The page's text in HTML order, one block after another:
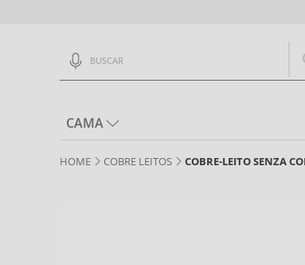
CAMA
COBRE LEITOS COBRE-LEITO SENZA